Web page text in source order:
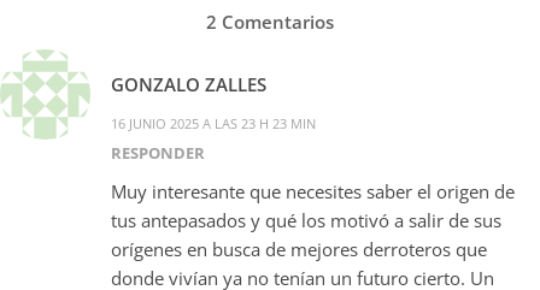
2 Comentarios
GONZALO ZALLES
16 JUNIO 2025 A LAS 23 H 23 MIN
RESPONDER
Muy interesante que necesites saber el origen de
tus antepasados y qué los motivó a salir de sus
orígenes en busca de mejores derroteros que
donde vivían ya no tenían un futuro cierto. Un